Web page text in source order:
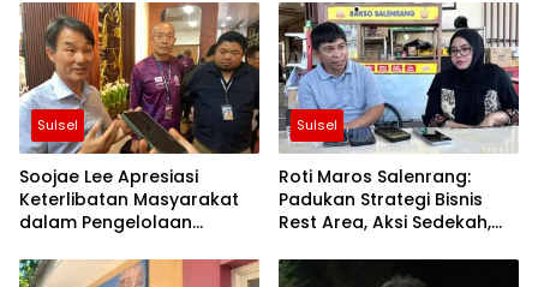
Sulsel
Soojae Lee Apresiasi
Keterlibatan Masyarakat
dalam Pengelolaan
Sulsel
Roti Maros Salenrang:
Padukan Strategi Bisnis
Rest Area, Aksi Sedekah,